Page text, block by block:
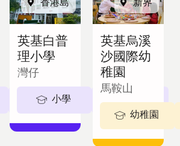
5-11歲
英基白普
理小學
灣仔
小學
英基烏溪
沙國際幼
稚園
馬鞍山
幼稚園